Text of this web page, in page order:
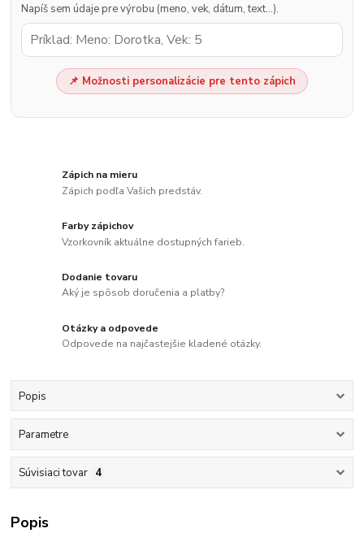
Napíš sem údaje pre výrobu (meno, vek, dátum, text…).
📌 Možnosti personalizácie pre tento zápich
Zápich na mieru
Zápich podľa Vašich predstáv.
Farby zápichov
Vzorkovník aktuálne dostupných farieb.
Dodanie tovaru
Aký je spôsob doručenia a platby?
Otázky a odpovede
Odpovede na najčastejšie kladené otázky.
Popis
Parametre
Súvisiaci tovar 4
Popis